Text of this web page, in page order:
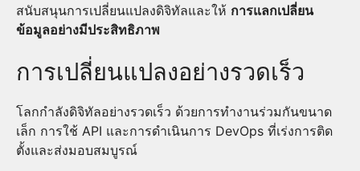
สนับสนุนการเปลี่ยนแปลงดิจิทัลและให้ การแลกเปลี่ยน
ข้อมูลอย่างมีประสิทธิภาพ
การเปลี่ยนแปลงอย่างรวดเร็ว
โลกกำลังดิจิทัลอย่างรวดเร็ว ด้วยการทำงานร่วมกันขนาด
เล็ก การใช้ API และการดำเนินการ DevOps ที่เร่งการติด
ตั้งและส่งมอบสมบูรณ์